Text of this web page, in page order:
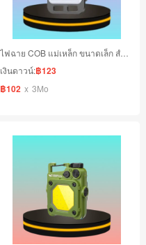
เงินดาวน์:฿123
฿102 x 3Mo